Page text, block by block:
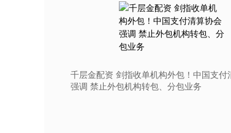
千层金配资 剑指收单机构外包！中国支付
强调 禁止外包机构转包、分包业务